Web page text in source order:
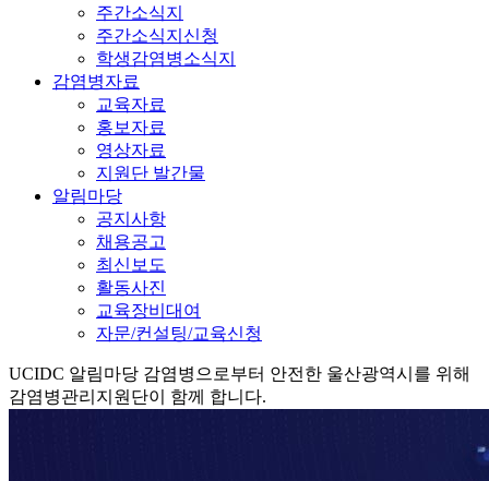
주간소식지
주간소식지신청
학생감염병소식지
감염병자료
교육자료
홍보자료
영상자료
지원단 발간물
알림마당
공지사항
채용공고
최신보도
활동사진
교육장비대여
자문/컨설팅/교육신청
UCIDC 알림마당 감염병으로부터 안전한 울산광역시를 위해
감염병관리지원단이 함께 합니다.